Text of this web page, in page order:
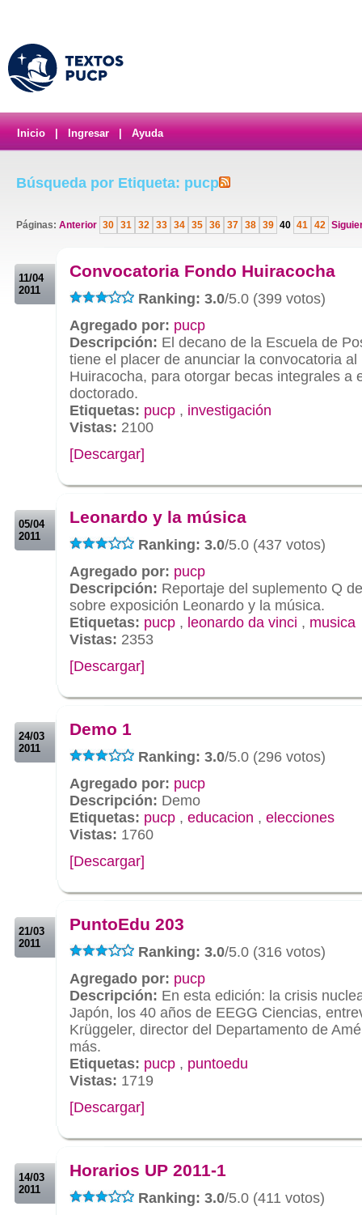
Inicio Ingresar Ayuda
Búsqueda por Etiqueta: pucp
Páginas: Anterior 30 31 32 33 34 35 36 37 38 39 40 41 42
11/04
2011
Convocatoria Fondo Huiracocha
Ranking: 3.0/5.0 (399 votos)
Agregado por: pucp
Descripción: El decano de la Escuela de
tiene el placer de anunciar la convocatoria
Huiracocha, para otorgar becas integrales a
doctorado.
Etiquetas: pucp , investigación
Vistas: 2100
[Descargar]
05/04
2011
Leonardo y la música
Ranking: 3.0/5.0 (437 votos)
Agregado por: pucp
Descripción: Reportaje del suplemento Q
sobre exposición Leonardo y la música.
Etiquetas: pucp , leonardo da vinci , musica
Vistas: 2353
[Descargar]
24/03
2011
Demo 1
Ranking: 3.0/5.0 (296 votos)
Agregado por: pucp
Descripción: Demo
Etiquetas: pucp , educacion , elecciones
Vistas: 1760
[Descargar]
21/03
2011
PuntoEdu 203
Ranking: 3.0/5.0 (316 votos)
Agregado por: pucp
Descripción: En esta edición: la crisis
Japón, los 40 años de EEGG Ciencias,
Krüggeler, director del Departamento de
más.
Etiquetas: pucp , puntoedu
Vistas: 1719
[Descargar]
14/03
2011
Horarios UP 2011-1
Ranking: 3.0/5.0 (411 votos)